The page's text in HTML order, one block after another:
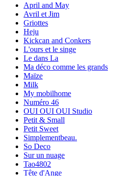
April and May
Avril et Jim
Griottes
Heju
Kickcan and Conkers
L'ours et le singe
Le dans La
Ma déco comme les grands
Maïze
Milk
My mobilhome
Numéro 46
OUI OUI OUI Studio
Petit & Small
Petit Sweet
Simplementbeau.
So Deco
Sur un nuage
Tao4802
Tête d'Ange